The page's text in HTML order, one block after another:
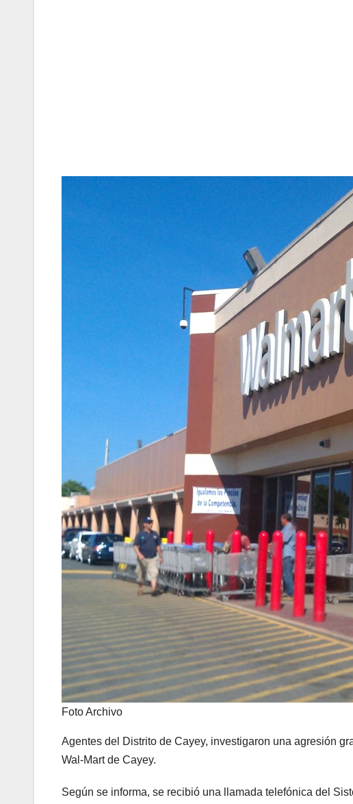
Foto Archivo
Agentes del Distrito de Cayey, investigaron una agresión
Wal-Mart de Cayey.
Según se informa, se recibió una llamada telefónica del